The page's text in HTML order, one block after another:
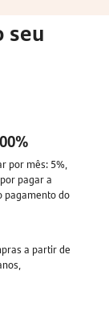
seu
por mês: 5%,
pagar a
pagamento do
a partir de